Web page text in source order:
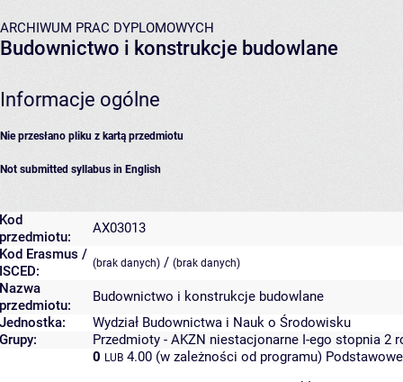
ARCHIWUM PRAC DYPLOMOWYCH
Budownictwo i konstrukcje budowlane
Informacje ogólne
Nie przesłano pliku z kartą przedmiotu
Not submitted syllabus in English
Kod
przedmiotu:
AX03013
Kod Erasmus /
ISCED:
(brak danych) / (brak danych)
Nazwa
przedmiotu:
Budownictwo i konstrukcje budowlane
Jednostka:
Wydział Budownictwa i Nauk o Środowisku
Grupy:
Przedmioty - AKZN niestacjonarne I-ego stopnia 2
0 LUB 4.00 (w zależności od programu)